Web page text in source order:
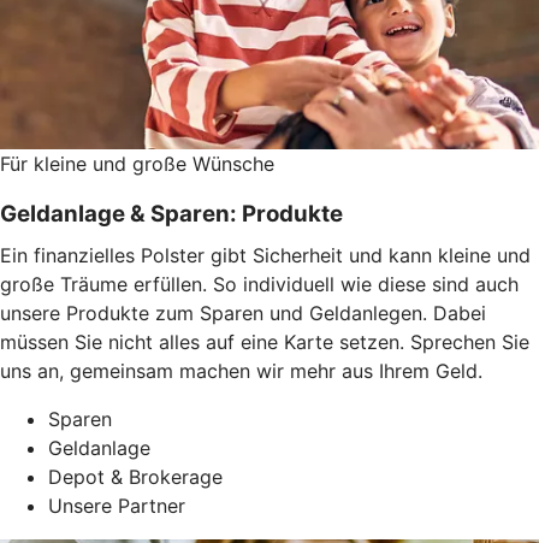
Für kleine und große Wünsche
Geldanlage & Sparen: Produkte
Ein finanzielles Polster gibt Sicherheit und kann kleine und
große Träume erfüllen. So individuell wie diese sind auch
unsere Produkte zum Sparen und Geldanlegen. Dabei
müssen Sie nicht alles auf eine Karte setzen. Sprechen Sie
uns an, gemeinsam machen wir mehr aus Ihrem Geld.
Sparen
Geldanlage
Depot & Brokerage
Unsere Partner